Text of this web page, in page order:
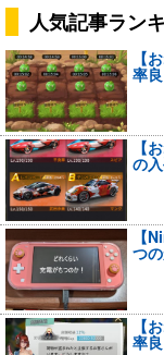
人気記事ラン
【
率
【
の
【
つ
【
率